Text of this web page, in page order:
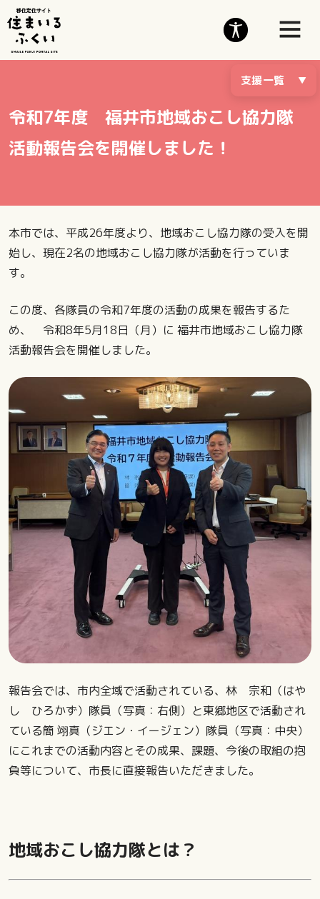
令和7年度 福井市地域おこし協力隊
活動報告会を開催しました！
本市では、平成26年度より、地域おこし協力隊の受入を開
始し、現在2名の地域おこし協力隊が活動を行っていま
す。
この度、各隊員の令和7年度の活動の成果を報告するた
め、 令和8年5月18日（月）に 福井市地域おこし協力隊
活動報告会を開催しました。
報告会では、市内全域で活動されている、林 宗和（はや
し ひろかず）隊員（写真：右側）と東郷地区で活動され
ている簡 翊真（ジエン・イージェン）隊員（写真：中央）
にこれまでの活動内容とその成果、課題、今後の取組の抱
負等について、市長に直接報告いただきました。
地域おこし協力隊とは？
支援一覧